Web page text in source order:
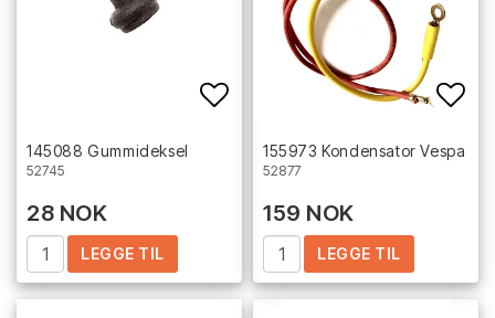
Add to list of favorites
145088 Gummideksel
52745
28 NOK
LEGGE TIL
155973 Kondensator Vespa
52877
159 NOK
LEGGE TIL